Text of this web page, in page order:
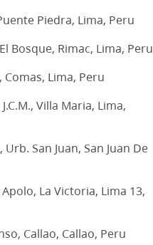
Piedra, Lima, Peru
Bosque, Rimac, Lima, Peru
Comas, Lima, Peru
Villa Maria, Lima,
San Juan, San Juan De
La Victoria, Lima 13,
Callao, Callao, Peru